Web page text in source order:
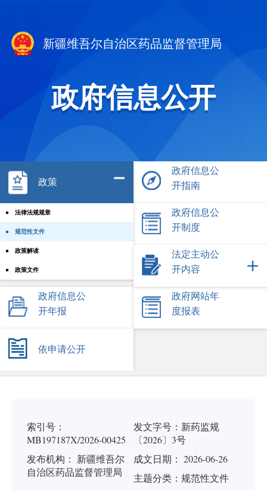
新疆维吾尔自治区药品监督管理局
政府信息公开
政策
法律法规规章
规范性文件
政策解读
政策文件
政府信息公
开指南
政府信息公
开制度
法定主动公
开内容
政府信息公
开年报
政府网站年
度报表
依申请公开
索引号：
MB197187X/2026-00425
发文字号： 新药监规
〔2026〕3号
发布机构： 新疆维吾尔
自治区药品监督管理局
成文日期： 2026-06-26
主题分类： 规范性文件